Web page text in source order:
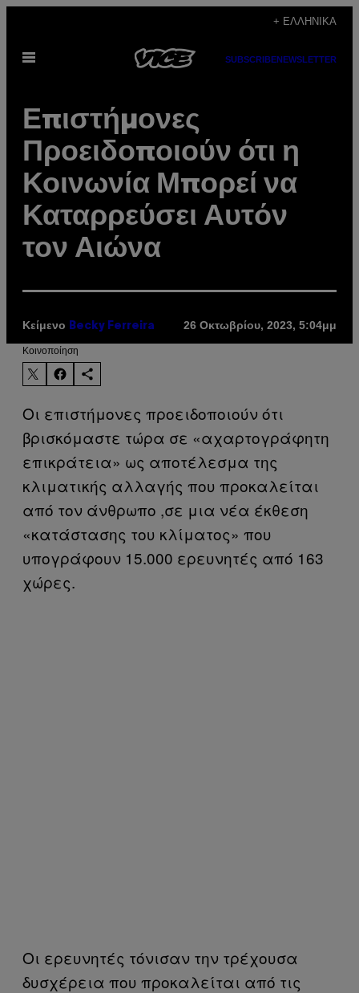
περιεχόμενο
+ ΕΛΛΗΝΙΚΆ
Ανοίξτε
SUBSCRIBENEWSLETTER
Επιστήμονες
Προειδοποιούν ότι η
Κοινωνία Μπορεί να
Καταρρεύσει Αυτόν
τον Αιώνα
Κείμενο Becky Ferreira 26 Οκτωβρίου, 2023, 5:04μμ
Kοινοποίηση
Οι επιστήμονες προειδοποιούν ότι
βρισκόμαστε τώρα σε «αχαρτογράφητη
επικράτεια» ως αποτέλεσμα της
κλιματικής αλλαγής που προκαλείται
από τον άνθρωπο ,σε μια νέα έκθεση
«κατάστασης του κλίματος» που
υπογράφουν 15.000 ερευνητές από 163
χώρες.
Οι ερευνητές τόνισαν την τρέχουσα
δυσχέρεια που προκαλείται από τις